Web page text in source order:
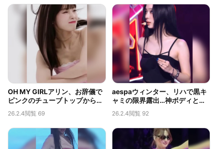
OH MY GIRLアリン、お辞儀で
ピンクのチューブトップからこ
ぼれそうな神ボディ…限界露出
の胸の谷間
26.2.4閲覧 69
aespaウィンター、リハで黒キ
ャミの限界露出…神ボディと脇
のチラ見えが話題
26.2.4閲覧 92